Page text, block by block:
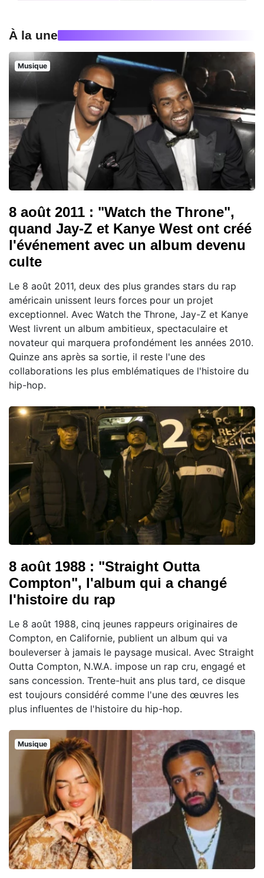
À la une
Musique
8 août 2011 : "Watch the Throne",
quand Jay-Z et Kanye West ont créé
l'événement avec un album devenu
culte
Le 8 août 2011, deux des plus grandes stars du rap
américain unissent leurs forces pour un projet
exceptionnel. Avec Watch the Throne, Jay-Z et Kanye
West livrent un album ambitieux, spectaculaire et
novateur qui marquera profondément les années 2010.
Quinze ans après sa sortie, il reste l'une des
collaborations les plus emblématiques de l'histoire du
hip-hop.
8 août 1988 : "Straight Outta
Compton", l'album qui a changé
l'histoire du rap
Le 8 août 1988, cinq jeunes rappeurs originaires de
Compton, en Californie, publient un album qui va
bouleverser à jamais le paysage musical. Avec Straight
Outta Compton, N.W.A. impose un rap cru, engagé et
sans concession. Trente-huit ans plus tard, ce disque
est toujours considéré comme l'une des œuvres les
plus influentes de l'histoire du hip-hop.
Musique